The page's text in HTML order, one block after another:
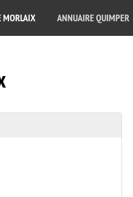
MORLAIX ANNUAIRE QUIMPER